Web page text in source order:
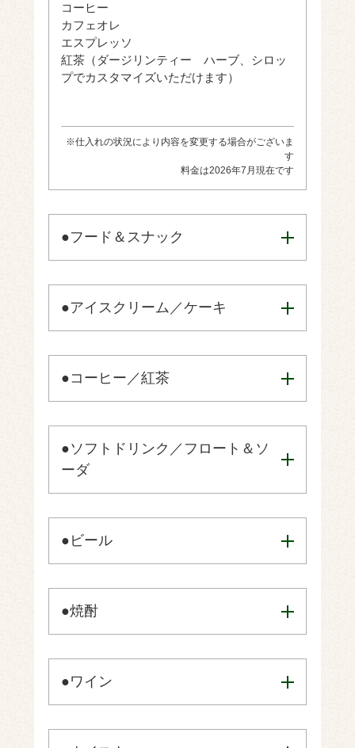
コーヒー
カフェオレ
エスプレッソ
紅茶（ダージリンティー ハーブ、シロッ
プでカスタマイズいただけます）
※仕入れの状況により内容を変更する場合がございま
す
料金は2026年7月現在です
●フード＆スナック
●アイスクリーム／ケーキ
●コーヒー／紅茶
●ソフトドリンク／フロート＆ソ
ーダ
●ビール
●焼酎
●ワイン